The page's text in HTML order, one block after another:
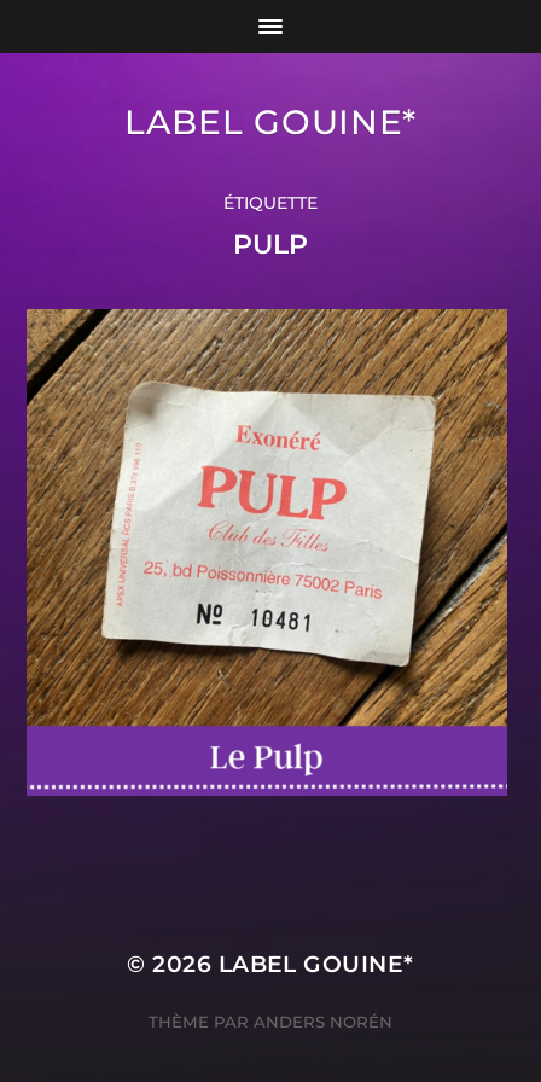
LABEL GOUINE*
ÉTIQUETTE
PULP
© 2026 LABEL GOUINE*
THÈME PAR ANDERS NORÉN